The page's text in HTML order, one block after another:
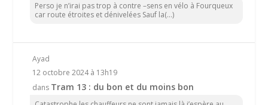
Perso je n’irai pas trop à contre –sens en vélo à Fourqueux
car route étroites et dénivelées Sauf la(...)
Ayad
12 octobre 2024 à 13h19
dans Tram 13 : du bon et du moins bon